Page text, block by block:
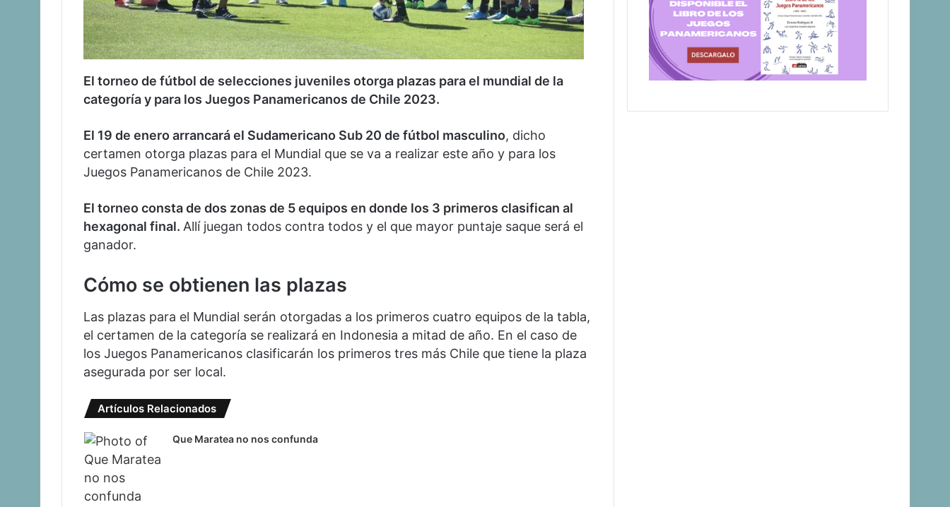
El torneo de fútbol de selecciones juveniles otorga plazas para el mundial de la
categoría y para los Juegos Panamericanos de Chile 2023.
El 19 de enero arrancará el Sudamericano Sub 20 de fútbol masculino, dicho
certamen otorga plazas para el Mundial que se va a realizar este año y para los
Juegos Panamericanos de Chile 2023.
El torneo consta de dos zonas de 5 equipos en donde los 3 primeros clasifican al
hexagonal final. Allí juegan todos contra todos y el que mayor puntaje saque será el
ganador.
Cómo se obtienen las plazas
Las plazas para el Mundial serán otorgadas a los primeros cuatro equipos de la tabla,
el certamen de la categoría se realizará en Indonesia a mitad de año. En el caso de
los Juegos Panamericanos clasificarán los primeros tres más Chile que tiene la plaza
asegurada por ser local.
Artículos Relacionados
Que Maratea no nos confunda